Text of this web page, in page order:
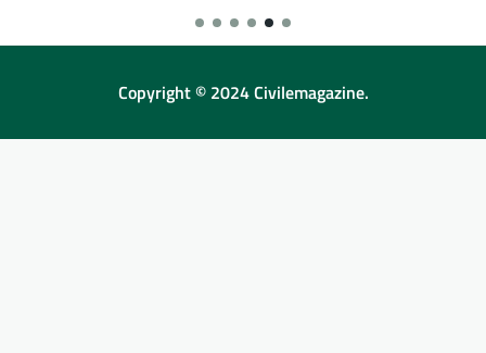
Copyright © 2024 Civilemagazine.